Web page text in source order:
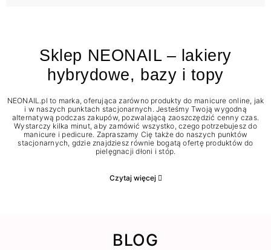
Sklep NEONAIL – lakiery
hybrydowe, bazy i topy
NEONAIL.pl to marka, oferująca zarówno produkty do manicure online, jak
i w naszych punktach stacjonarnych. Jesteśmy Twoją wygodną
alternatywą podczas zakupów, pozwalającą zaoszczędzić cenny czas.
Wystarczy kilka minut, aby zamówić wszystko, czego potrzebujesz do
manicure i pedicure. Zapraszamy Cię także do naszych punktów
stacjonarnych, gdzie znajdziesz równie bogatą ofertę produktów do
pielęgnacji dłoni i stóp.
Czytaj więcej
BLOG